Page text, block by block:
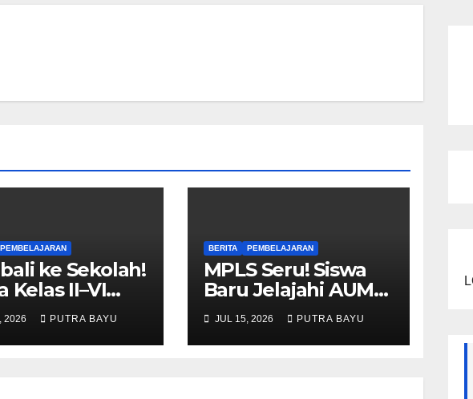
PEMBELAJARAN
ke Sekolah!
Kelas II–VI
Tahun Ajaran
2026 PUTRA BAYU
BERITA PEMBELAJARAN
MPLS Seru! Siswa
Baru Jelajahi AUM
Cileungsi
JUL 15, 2026 PUTRA BAYU